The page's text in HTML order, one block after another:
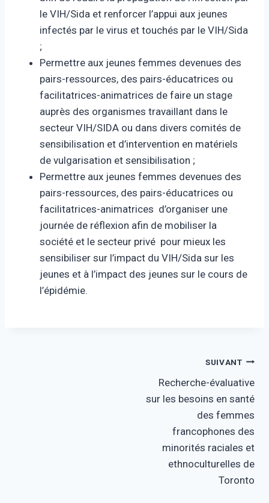
le VIH/Sida et renforcer l’appui aux jeunes
infectés par le virus et touchés par le VIH/Sida
;
Permettre aux jeunes femmes devenues des
pairs-ressources, des pairs-éducatrices ou
facilitatrices-animatrices de faire un stage
auprès des organismes travaillant dans le
secteur VIH/SIDA ou dans divers comités de
sensibilisation et d’intervention en matériels
de vulgarisation et sensibilisation ;
Permettre aux jeunes femmes devenues des
pairs-ressources, des pairs-éducatrices ou
facilitatrices-animatrices d’organiser une
journée de réflexion afin de mobiliser la
société et le secteur privé pour mieux les
sensibiliser sur l’impact du VIH/Sida sur les
jeunes et à l’impact des jeunes sur le cours de
l’épidémie.
SUIVANT
Recherche-évaluative
sur les besoins en santé
des femmes
francophones des
minorités raciales et
ethnoculturelles de
Toronto